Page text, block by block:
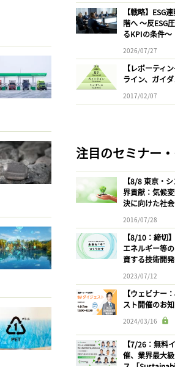
【戦略】ESG
階へ 〜反ESG
るKPIの条件〜
2026/07/27
【レポーティ
ライン、ガイ
2017/02/07
注目のセミナー
【8/8 東京・
界貢献：気候
決に向けた社
2016/07/28
【8/10：締切
エネルギー等
資する技術開
2023/07/12
【ウェビナー
スト開催のお
2024/03/16
【7/26：無料
催、業界最大